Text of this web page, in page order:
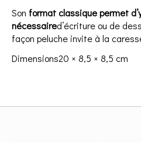
Son format classique permet
nécessaired’écriture ou de
façon peluche invite à la
Dimensions20 × 8,5 × 8,5 cm